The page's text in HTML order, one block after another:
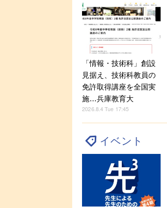
「情報・技術科」創設
見据え、技術科教員の
免許取得講座を全国実
施…兵庫教育大
2026.8.4 Tue 17:45
イベント